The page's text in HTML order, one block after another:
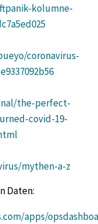
kolumne-
coronavirus-
the-perfect-
covid-19-
mythen-a-z
Daten:
apps/